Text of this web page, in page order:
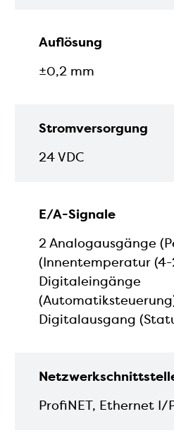
Auflösung
±0,2 mm
Stromversorgung
24 VDC
E/A-Signale
2 Analogausgänge
(Innentemperatur
Digitaleingänge
Digitalausgang
ProfiNET, Ethernet I/